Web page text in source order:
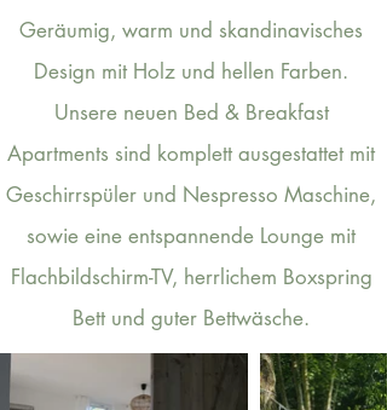
Geräumig, warm und skandinavisches
Design mit Holz und hellen Farben.
Unsere neuen Bed & Breakfast
Apartments sind komplett ausgestattet mit
Geschirrspüler und Nespresso Maschine,
sowie eine entspannende Lounge mit
Flachbildschirm-TV, herrlichem Boxspring
Bett und guter Bettwäsche.